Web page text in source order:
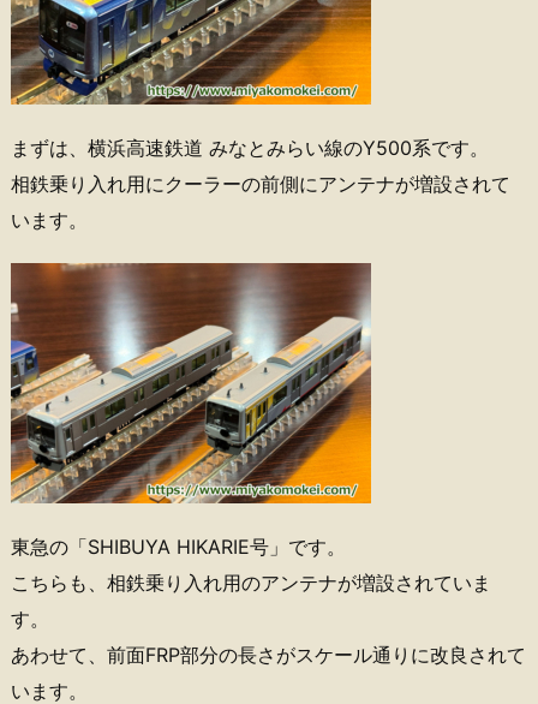
まずは、横浜高速鉄道 みなとみらい線のY500系です。
相鉄乗り入れ用にクーラーの前側にアンテナが増設されて
います。
東急の「SHIBUYA HIKARIE号」です。
こちらも、相鉄乗り入れ用のアンテナが増設されていま
す。
あわせて、前面FRP部分の長さがスケール通りに改良されて
います。